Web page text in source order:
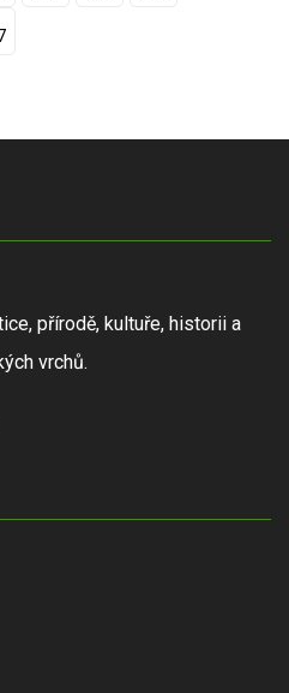
přírodě, kultuře, historii a
vrchů.